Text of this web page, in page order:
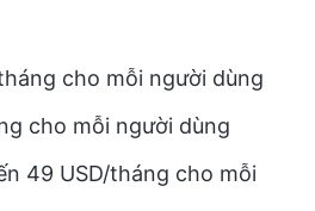
cho mỗi người dùng
cho mỗi người dùng
49 USD/tháng cho mỗi